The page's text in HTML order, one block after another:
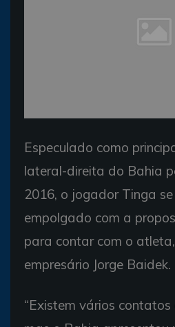
Especulado como
lateral-direita do Bahia
2016, o jogador Tinga
empolgado com a
para contar com o
empresário Jorge Baidek.
“Existem vários contatos